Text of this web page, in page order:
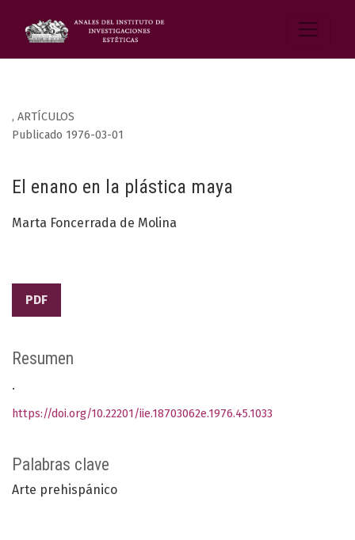
, ARTÍCULOS
El enano en la plástica maya
Publicado 1976-03-01
Marta Foncerrada de Molina
PDF
Palabras clave
Arte prehispánico
Resumen
.
https://doi.org/10.22201/iie.18703062e.1976.45.1033